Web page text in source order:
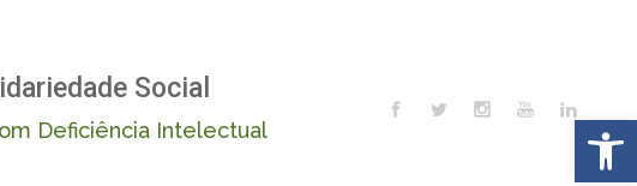
Social
Deficiência Intelectual